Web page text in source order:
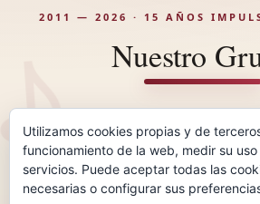
2011 — 2026 · 15 AÑOS
Nuestro
ARA Music Groupes un
musicales fundado en 2011 por
un objetivo claro: impulsar el
soluciones integrales dentro de
Utilizamos cookies propias y de
funcionamiento de la web, medir su
servicios. Puede aceptar todas las
necesarias o configurar sus